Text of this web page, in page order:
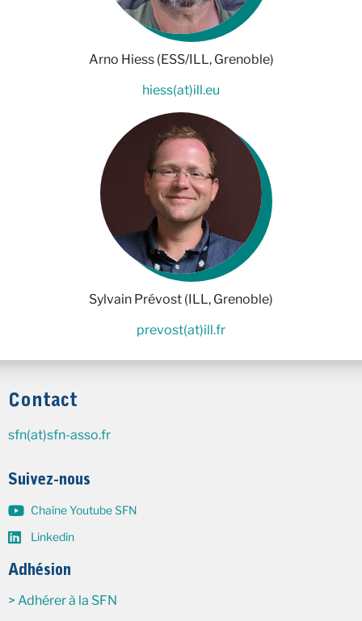
Arno Hiess (ESS/ILL, Grenoble)
hiess(at)ill.eu
Sylvain Prévost (ILL, Grenoble)
prevost(at)ill.fr
Contact
sfn(at)sfn-asso.fr
Suivez-nous
Chaîne Youtube SFN
Linkedin
Adhésion
> Adhérer à la SFN